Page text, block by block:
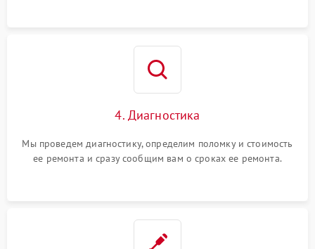
4. Диагностика
Мы проведем диагностику, определим поломку и стоимость
ее ремонта и сразу сообщим вам о сроках ее ремонта.